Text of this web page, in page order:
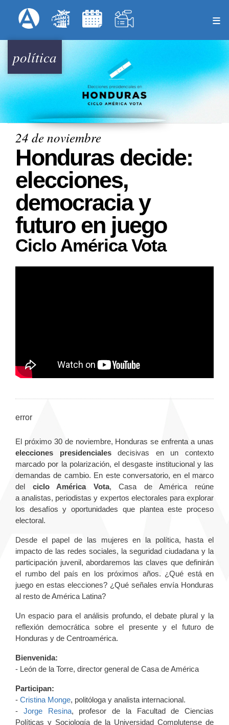
al
principal
Menú Superior
política
24 de noviembre
Honduras decide:
elecciones,
democracia y
futuro en juego
Ciclo América Vota
error
El próximo 30 de noviembre, Honduras se enfrenta a unas
elecciones presidencialesdecisivas en un contexto
marcado por la polarización, el desgaste institucional y las
demandas de cambio. En este conversatorio, en el marco
del ciclo América Vota, Casa de América reúne
a analistas, periodistas y expertos electorales para explorar
los desafíos y oportunidades que plantea este proceso
electoral.
Desde el papel de las mujeres en la política, hasta el
impacto de las redes sociales, la seguridad ciudadana y la
participación juvenil, abordaremos las claves que definirán
el rumbo del país en los próximos años. ¿Qué está en
juego en estas elecciones? ¿Qué señales envía Honduras
al resto de América Latina?
Un espacio para el análisis profundo, el debate plural y la
reflexión democrática sobre el presente y el futuro de
Honduras y de Centroamérica.
Bienvenida:
- León de la Torre, director general de Casa de América
Participan:
- Cristina Monge, politóloga y analista internacional.
- Jorge Resina, profesor de la Facultad de Ciencias
Políticas y Sociología de la Universidad Complutense de